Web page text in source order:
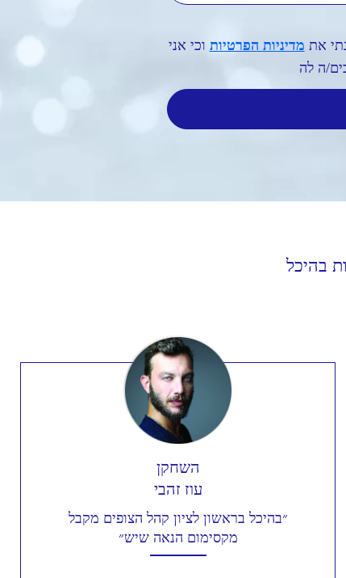
את מדיניות הפרטיות וכי אני
ה לה
בהיכל
השחקן
עוז זהבי
״בהיכל בראשון לציון קהל הצופים מקבל
מקסימום הנאה שיש״